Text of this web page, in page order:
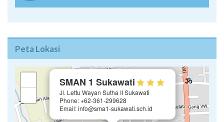
Peta Lokasi
SMAN 1 Sukawati
Jl. Lettu Wayan Sutha II Sukawati
Phone: +62-361-299628
Email: info@sma1-sukawati.sch.id